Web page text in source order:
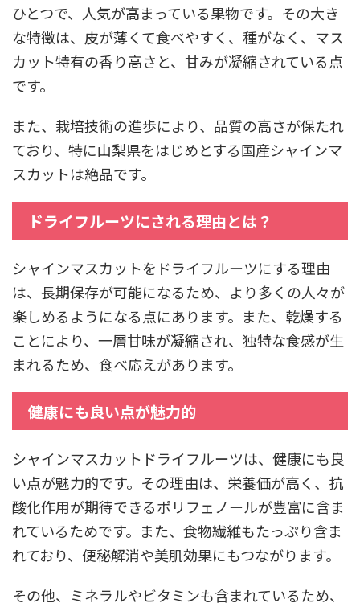
ひとつで、人気が高まっている果物です。その大き
な特徴は、皮が薄くて食べやすく、種がなく、マス
カット特有の香り高さと、甘みが凝縮されている点
です。
また、栽培技術の進歩により、品質の高さが保たれ
ており、特に山梨県をはじめとする国産シャインマ
スカットは絶品です。
ドライフルーツにされる理由とは？
シャインマスカットをドライフルーツにする理由
は、長期保存が可能になるため、より多くの人々が
楽しめるようになる点にあります。また、乾燥する
ことにより、一層甘味が凝縮され、独特な食感が生
まれるため、食べ応えがあります。
健康にも良い点が魅力的
シャインマスカットドライフルーツは、健康にも良
い点が魅力的です。その理由は、栄養価が高く、抗
酸化作用が期待できるポリフェノールが豊富に含ま
れているためです。また、食物繊維もたっぷり含ま
れており、便秘解消や美肌効果にもつながります。
その他、ミネラルやビタミンも含まれているため、